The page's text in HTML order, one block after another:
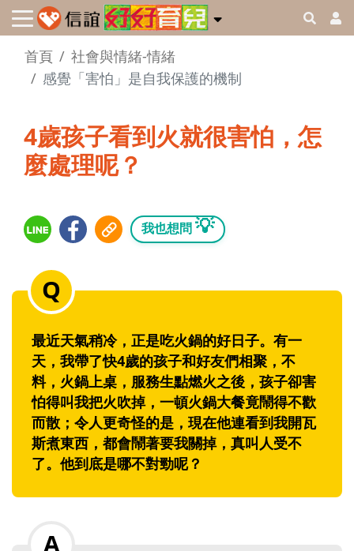
首頁
社會與情緒-情緒
感覺「害怕」是自我保護的機制
4歲孩子看到火就很害怕，怎
麼處理呢？
我也想問 💡
最近天氣稍冷，正是吃火鍋的好日子。有一
天，我帶了快4歲的孩子和好友們相聚，不
料，火鍋上桌，服務生點燃火之後，孩子卻害
怕得叫我把火吹掉，一頓火鍋大餐竟鬧得不歡
而散；令人更奇怪的是，現在他連看到我開瓦
斯煮東西，都會鬧著要我關掉，真叫人受不
了。他到底是哪不對勁呢？